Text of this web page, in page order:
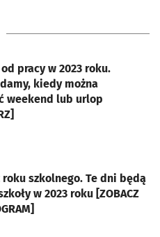
pracy w 2023 roku.
kiedy można
weekend lub urlop
roku szkolnego. Te dni będą
w 2023 roku [ZOBACZ